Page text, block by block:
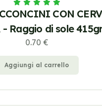
CON
- Raggio di sole
0.70 €
Aggiungi al carrello